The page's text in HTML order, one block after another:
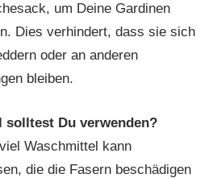
um Deine Gardinen
Dies verhindert, dass sie sich
oder an anderen
bleiben.
solltest Du verwenden?
Waschmittel kann
die die Fasern beschädigen